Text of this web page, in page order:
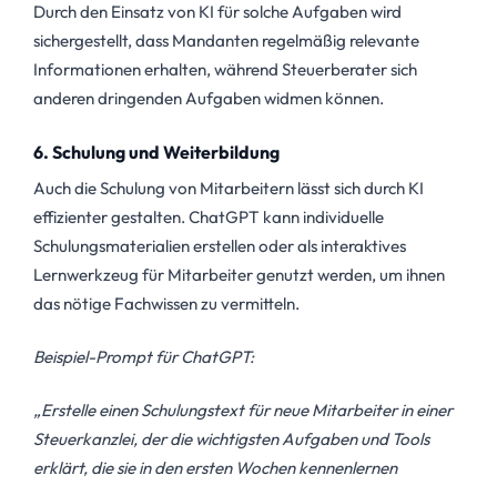
Durch den Einsatz von KI für solche Aufgaben wird
sichergestellt, dass Mandanten regelmäßig relevante
Informationen erhalten, während Steuerberater sich
anderen dringenden Aufgaben widmen können.
6. Schulung und Weiterbildung
Auch die Schulung von Mitarbeitern lässt sich durch KI
effizienter gestalten. ChatGPT kann individuelle
Schulungsmaterialien erstellen oder als interaktives
Lernwerkzeug für Mitarbeiter genutzt werden, um ihnen
das nötige Fachwissen zu vermitteln.
Beispiel-Prompt für ChatGPT:
„Erstelle einen Schulungstext für neue Mitarbeiter in einer
Steuerkanzlei, der die wichtigsten Aufgaben und Tools
erklärt, die sie in den ersten Wochen kennenlernen